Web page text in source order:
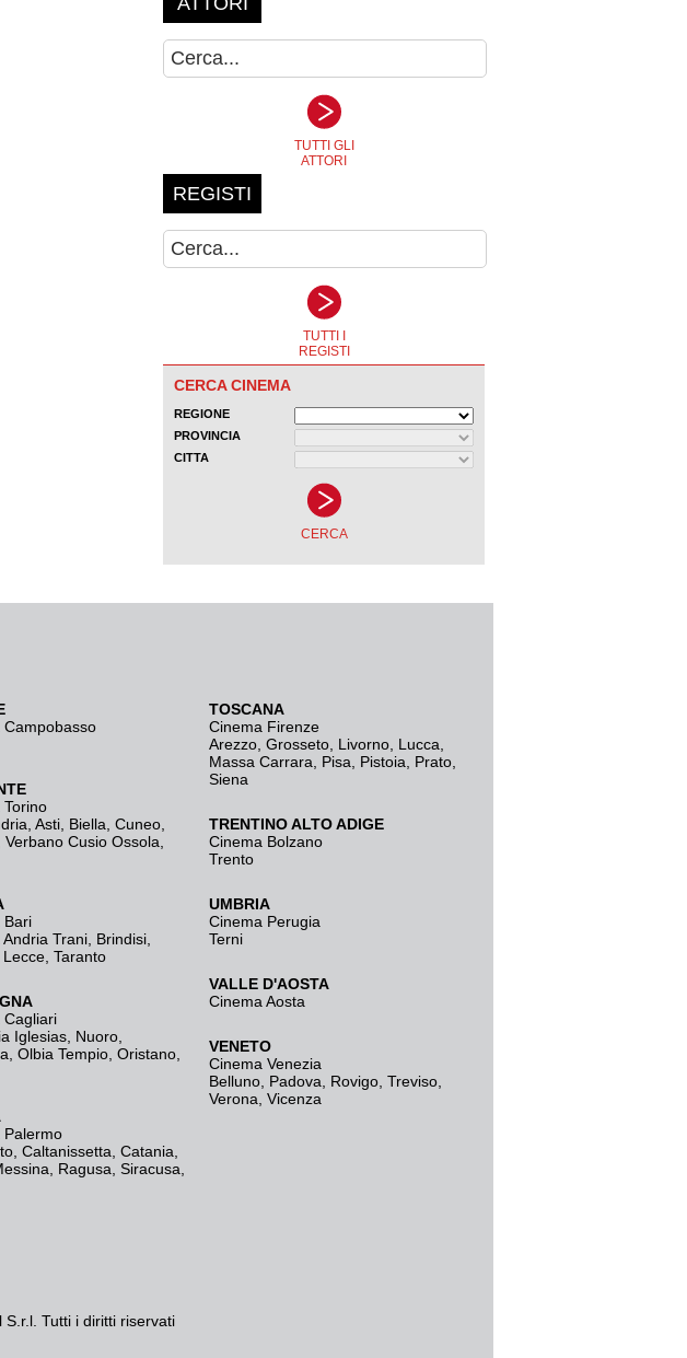
Campobasso
Torino
Asti Biella Cuneo
Verbano Cusio Ossola
Bari
Andria Trani Brindisi
Lecce Taranto
Cagliari
Iglesias Nuoro
Olbia Tempio Oristano
Palermo
Caltanissetta Catania
Ragusa Siracusa
TOSCANA
Cinema Firenze
Arezzo Grosseto Livorno Lucca
Massa Carrara
Pisa Pistoia Prato
Siena
TRENTINO ALTO ADIGE
Cinema Bolzano
Trento
UMBRIA
Cinema Perugia
Terni
VALLE D'AOSTA
Cinema Aosta
VENETO
Cinema Venezia
Belluno Padova Rovigo Treviso
Verona Vicenza
Tutti i diritti riservati